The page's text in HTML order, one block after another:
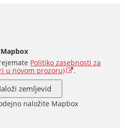
Mapbox
Politiko zasebnosti za
u novom prozoru) .
zemljevid
naložite Mapbox